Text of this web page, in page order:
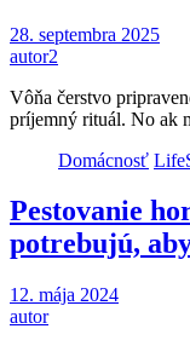
28. septembra 2025
autor2
Vôňa čerstvo
príjemný rituál. No ak
Domácnosť
Pestovanie
potrebujú,
12. mája 2024
autor